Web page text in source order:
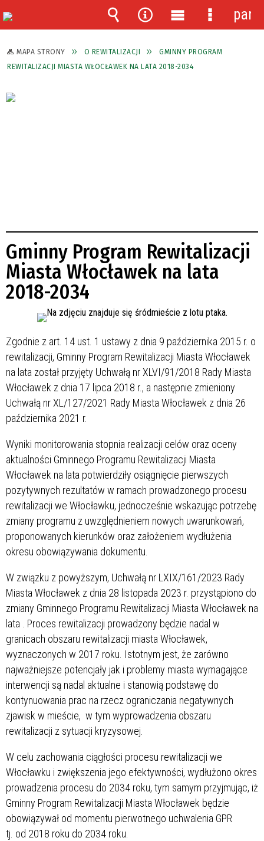
MAPA STRONY O REWITALIZACJI
GMINNY PROGRAM
REWITALIZACJI MIASTA WŁOCŁAWEK NA LATA 2018-2034
Gminny Program Rewitalizacji
Miasta Włocławek na lata
2018-2034
Zgodnie z art. 14 ust. 1 ustawy z dnia 9 października 2015 r. o
rewitalizacji, Gminny Program Rewitalizacji Miasta Włocławek
na lata został przyjęty Uchwałą nr XLVI/91/2018 Rady Miasta
Włocławek z dnia 17 lipca 2018 r., a następnie zmieniony
Uchwałą nr XL/127/2021 Rady Miasta Włocławek z dnia 26
października 2021 r.
Wyniki monitorowania stopnia realizacji celów oraz oceny
aktualności Gminnego Programu Rewitalizacji Miasta
Włocławek na lata potwierdziły osiągnięcie pierwszych
pozytywnych rezultatów w ramach prowadzonego procesu
rewitalizacji we Włocławku, jednocześnie wskazując potrzebę
zmiany programu z uwzględnieniem nowych uwarunkowań,
proponowanych kierunków oraz założeniem wydłużenia
okresu obowiązywania dokumentu.
W związku z powyższym, Uchwałą nr LXIX/161/2023 Rady
Miasta Włocławek z dnia 28 listopada 2023 r. przystąpiono do
zmiany Gminnego Programu Rewitalizacji Miasta Włocławek na
lata
. Proces rewitalizacji prowadzony będzie nadal w
granicach obszaru rewitalizacji miasta Włocławek,
wyznaczonych w 2017 roku. Istotnym jest, że zarówno
najważniejsze potencjały jak i problemy miasta wymagające
interwencji są nadal aktualne i stanowią podstawę do
kontynuowania prac na rzecz ograniczania negatywnych
zjawisk w mieście, w tym wyprowadzenia obszaru
rewitalizacji z sytuacji kryzysowej.
W celu zachowania ciągłości procesu rewitalizacji we
Włocławku i zwiększenia jego efektywności, wydłużono okres
prowadzenia procesu do 2034 roku, tym samym przyjmując, iż
Gminny Program Rewitalizacji Miasta Włocławek będzie
obowiązywał od momentu pierwotnego uchwalenia GPR
tj. od 2018 roku do 2034 roku.
Wyszukiwarka
Narzędzia
Menu
główne
Menu